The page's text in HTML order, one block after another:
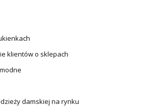
klientów o sklepach
damskiej na rynku